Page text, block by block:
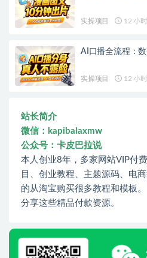
实操项目 12 小
AI口播全流程：
实操项目 12 小
站长简介
微信：kapibalaxmw
公众号：卡皮巴拉说
本人创业8年，多家网站VIP付
目、创业教程、主题源码、电
的从淘宝购买很多教程和模板
分享这些精品付款资源。